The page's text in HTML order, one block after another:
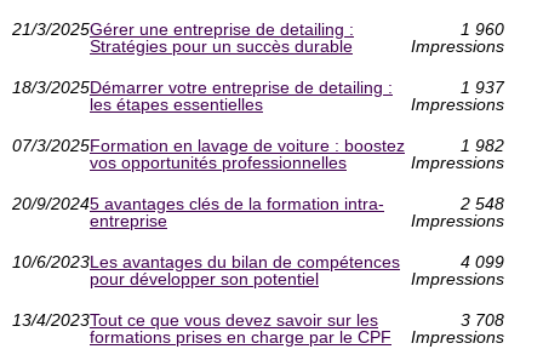
21/3/2025Gérer une entreprise de detailing :
Stratégies pour un succès durable
1 960
Impressions
18/3/2025Démarrer votre entreprise de detailing :
les étapes essentielles
1 937
Impressions
07/3/2025Formation en lavage de voiture : boostez
vos opportunités professionnelles
1 982
Impressions
20/9/20245 avantages clés de la formation intra-
entreprise
2 548
Impressions
10/6/2023Les avantages du bilan de compétences
pour développer son potentiel
4 099
Impressions
13/4/2023Tout ce que vous devez savoir sur les
formations prises en charge par le CPF
3 708
Impressions